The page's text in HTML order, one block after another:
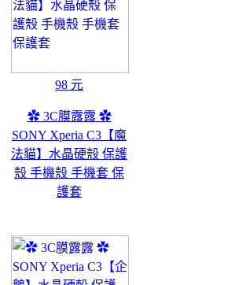
98 元
✿ 3C膜露露 ✿
SONY Xperia C3【魔
法貓】水晶硬殼 保護
殼 手機殼 手機套 保
護套